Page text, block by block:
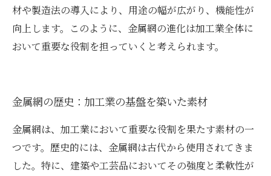
材や製造法の導入により、用途の幅が広がり、機能性が
向上します。このように、金属網の進化は加工業全体に
おいて重要な役割を担っていくと考えられます。
金属網の歴史：加工業の基盤を築いた素材
金属網は、加工業において重要な役割を果たす素材の一
つです。歴史的には、金属網は古代から使用されてきま
した。特に、建築や工芸品においてその強度と柔軟性が